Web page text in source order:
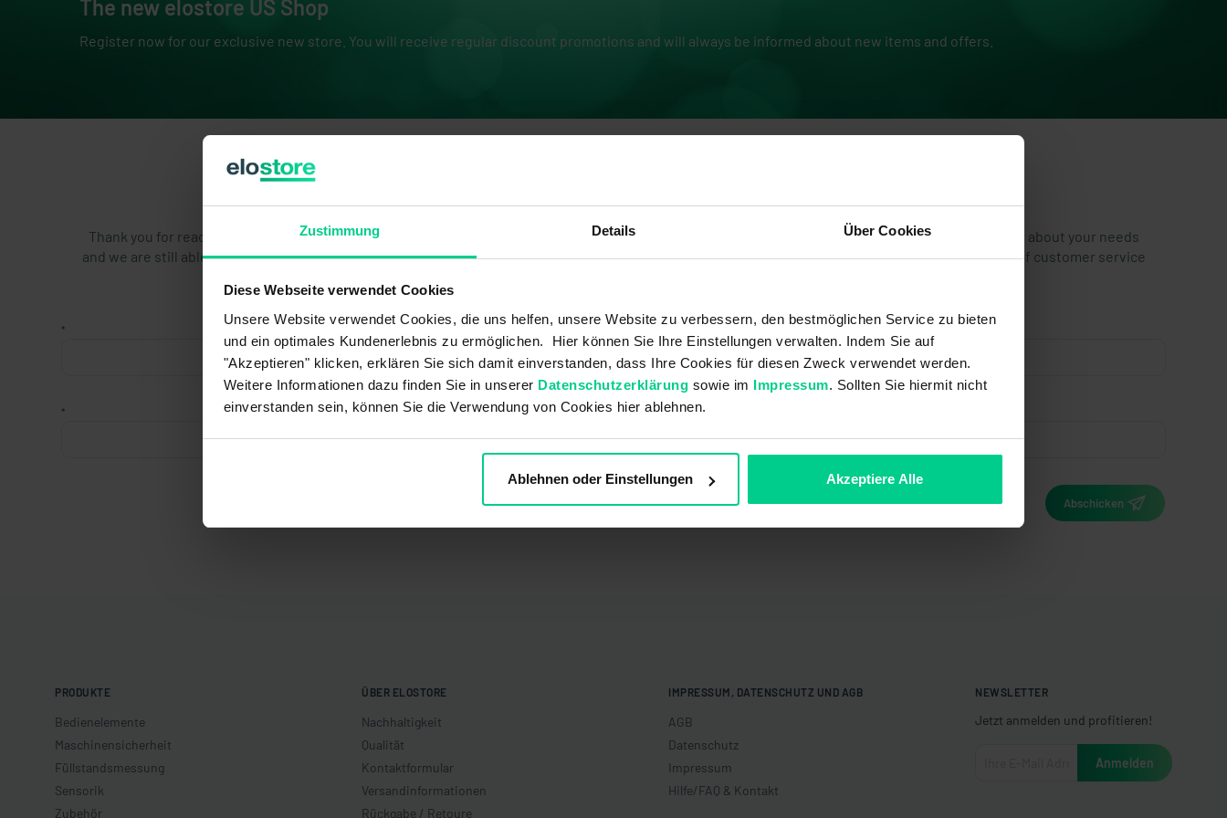
Zustimmung Details Über Cookies
Diese Webseite verwendet Cookies
Unsere Website verwendet Cookies, die uns helfen, unsere Website zu verbessern, den bestmöglichen Service zu bieten
und ein optimales Kundenerlebnis zu ermöglichen. Hier können Sie Ihre Einstellungen verwalten. Indem Sie auf
"Akzeptieren" klicken, erklären Sie sich damit einverstanden, dass Ihre Cookies für diesen Zweck verwendet werden.
Weitere Informationen dazu finden Sie in unserer Datenschutzerklärung sowie im Impressum. Sollten Sie hiermit nicht
einverstanden sein, können Sie die Verwendung von Cookies hier ablehnen.
Ablehnen oder Einstellungen Akzeptiere Alle
The new elostore US Shop
Register now for our exclusive new store. You will receive regular discount promotions and will always be informed about new items and offers.
Thank you for reaching out to elobau US Inc. and welcome to our online store, eloStore US. This website is currently under construction. We do care about your needs
and we are still able to take requests during this construction period. If you need anything, please feel free to fill out the form below and a member of customer service
*
* *
Abschicken
PRODUKTE
Bedienelemente
Maschinensicherheit
Füllstandsmessung
Sensorik
Zubehör
ÜBER ELOSTORE
Nachhaltigkeit
Qualität
Kontaktformular
Versandinformationen
Rückgabe / Retoure
IMPRESSUM, DATENSCHUTZ UND AGB
AGB
Datenschutz
Impressum
Hilfe/FAQ & Kontakt
NEWSLETTER
Jetzt anmelden und profitieren!